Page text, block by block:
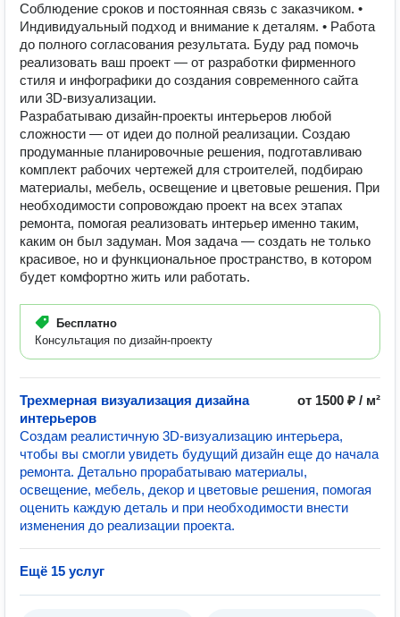
Соблюдение сроков и постоянная связь с заказчиком. •
Индивидуальный подход и внимание к деталям. • Работа
до полного согласования результата. Буду рад помочь
реализовать ваш проект — от разработки фирменного
стиля и инфографики до создания современного сайта
или 3D-визуализации.
Разрабатываю дизайн-проекты интерьеров любой
сложности — от идеи до полной реализации. Создаю
продуманные планировочные решения, подготавливаю
комплект рабочих чертежей для строителей, подбираю
материалы, мебель, освещение и цветовые решения. При
необходимости сопровождаю проект на всех этапах
ремонта, помогая реализовать интерьер именно таким,
каким он был задуман. Моя задача — создать не только
красивое, но и функциональное пространство, в котором
будет комфортно жить или работать.
Бесплатно
Консультация по дизайн-проекту
Трехмерная визуализация дизайна
интерьеров
от 1500 ₽ / м²
Создам реалистичную 3D-визуализацию интерьера,
чтобы вы смогли увидеть будущий дизайн еще до начала
ремонта. Детально прорабатываю материалы,
освещение, мебель, декор и цветовые решения, помогая
оценить каждую деталь и при необходимости внести
изменения до реализации проекта.
Ещё 15 услуг